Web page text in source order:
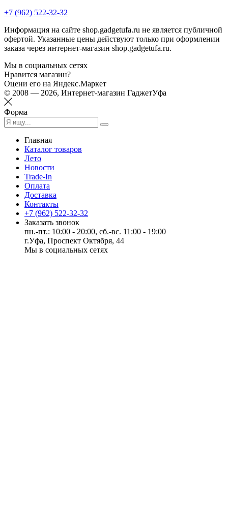
+7 (962) 522-32-32
Информация на сайте shop.gadgetufa.ru не является публичной
офертой. Указанные цены действуют только при оформлении
заказа через интернет-магазин shop.gadgetufa.ru.
Мы в социальных сетях
Нравится магазин?
Оцени его на Яндекс.Маркет
© 2008 — 2026, Интернет-магазин ГаджетУфа
Форма
Главная
Каталог товаров
Лето
Новости
Trade-In
Оплата
Доставка
Контакты
+7 (962) 522-32-32
Заказать звонок
пн.-пт.: 10:00 - 20:00, сб.-вс. 11:00 - 19:00
г.Уфа, Проспект Октября, 44
Мы в социальных сетях